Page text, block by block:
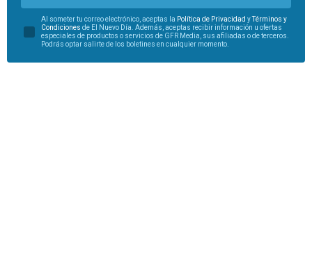
Al someter tu correo electrónico, aceptas la Política de Privacidad yTérminos y
Condiciones de El Nuevo Día. Además, aceptas recibir información u ofertas
especiales de productos o servicios de GFR Media, sus afiliadas o de terceros.
Podrás optar salirte de los boletines en cualquier momento.